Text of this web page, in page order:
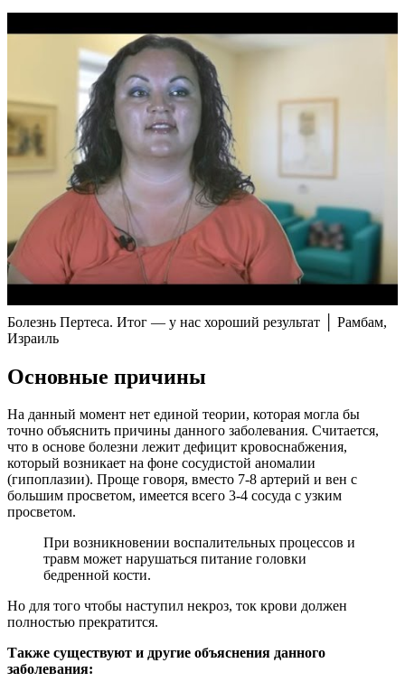
Болезнь Пертеса. Итог — у нас хороший результат │ Рамбам,
Израиль
Основные причины
На данный момент нет единой теории, которая могла бы
точно объяснить причины данного заболевания. Считается,
что в основе болезни лежит дефицит кровоснабжения,
который возникает на фоне сосудистой аномалии
(гипоплазии). Проще говоря, вместо 7-8 артерий и вен с
большим просветом, имеется всего 3-4 сосуда с узким
просветом.
При возникновении воспалительных процессов и
травм может нарушаться питание головки
бедренной кости.
Но для того чтобы наступил некроз, ток крови должен
полностью прекратится.
Также существуют и другие объяснения данного
заболевания: